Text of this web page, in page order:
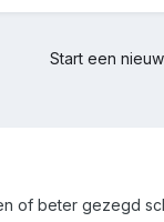
Start een
of beter gezegd